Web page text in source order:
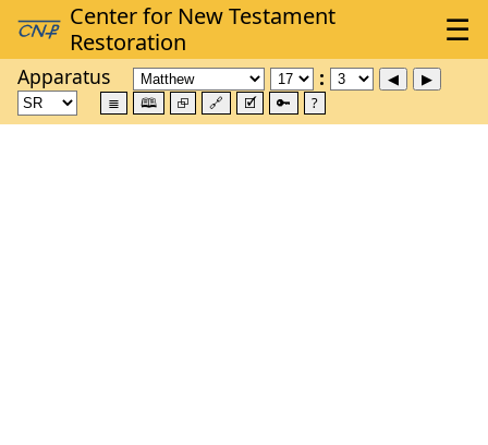
Apparatus
≣ 🕮 ⮺ 🔗 🗹 🔑 ?